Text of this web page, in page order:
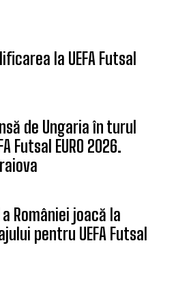
la UEFA Futsal
de Ungaria în turul
Futsal EURO 2026.
României joacă la
pentru UEFA Futsal